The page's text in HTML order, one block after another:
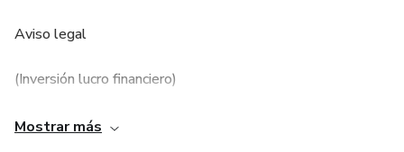
Aviso legal
(Inversión lucro financiero)
Todas las estrategias e inversiones involucran riesgos de
Mostrar más